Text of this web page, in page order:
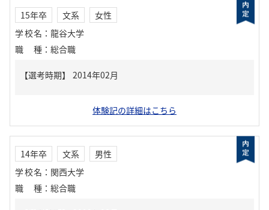
15年卒 文系
女性
学校名 ： 龍谷大学
職種 ： 総合職
体験記の詳細はこちら
14年卒 文系
男性
学校名 ： 関西大学
職種 ： 総合職